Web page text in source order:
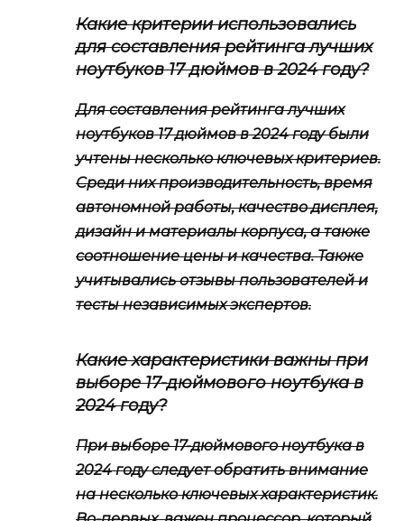
Какие критерии использовались
для составления рейтинга лучших
ноутбуков 17 дюймов в 2024 году?
Для составления рейтинга лучших
ноутбуков 17 дюймов в 2024 году были
учтены несколько ключевых критериев.
Среди них производительность, время
автономной работы, качество дисплея,
дизайн и материалы корпуса, а также
соотношение цены и качества. Также
учитывались отзывы пользователей и
тесты независимых экспертов.
Какие характеристики важны при
выборе 17-дюймового ноутбука в
2024 году?
При выборе 17-дюймового ноутбука в
2024 году следует обратить внимание
на несколько ключевых характеристик.